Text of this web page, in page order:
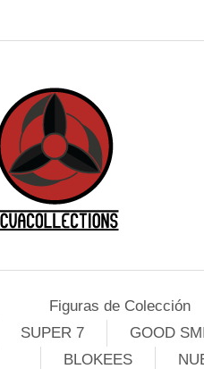
Figuras de Colección
SUPER 7
GOOD
BLOKEES